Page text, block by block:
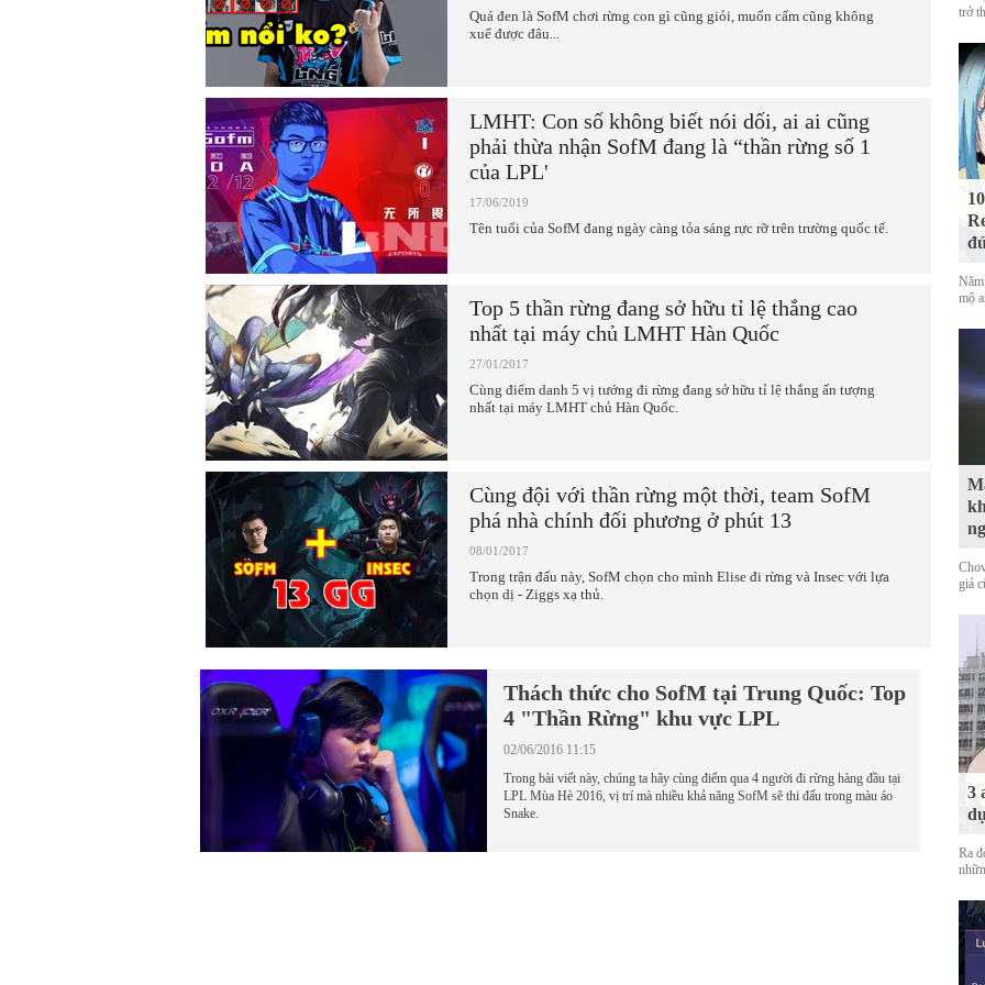
Quá đen là SofM chơi rừng con gì cũng giỏi, muốn cấm cũng không
xuể được đâu...
LMHT: Con số không biết nói dối, ai ai cũng
phải thừa nhận SofM đang là “thần rừng số 1
của LPL'
17/06/2019
Tên tuổi của SofM đang ngày càng tỏa sáng rực rỡ trên trường quốc tế.
Top 5 thần rừng đang sở hữu tỉ lệ thắng cao
nhất tại máy chủ LMHT Hàn Quốc
27/01/2017
Cùng điểm danh 5 vị tướng đi rừng đang sở hữu tỉ lệ thắng ấn tượng
nhất tại máy LMHT chủ Hàn Quốc.
Cùng đội với thần rừng một thời, team SofM
phá nhà chính đối phương ở phút 13
08/01/2017
Trong trận đấu này, SofM chọn cho mình Elise đi rừng và Insec với lựa
chọn dị - Ziggs xạ thủ.
Thách thức cho SofM tại Trung Quốc: Top
4 "Thần Rừng" khu vực LPL
02/06/2016 11:15
Trong bài viết này, chúng ta hãy cùng điểm qua 4 người đi rừng hàng đầu tại
LPL Mùa Hè 2016, vị trí mà nhiều khả năng SofM sẽ thi đấu trong màu áo
Snake.
trở
mộ
giả
3
Ra